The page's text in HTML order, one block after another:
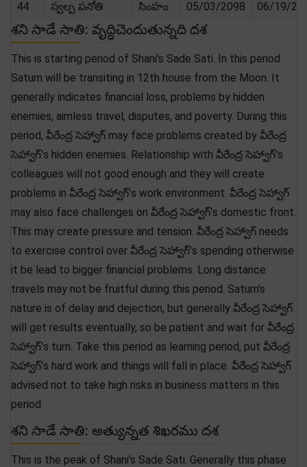
44 స్వల్ప పనోతి సింహం 05/03/2098 06/19/
శని సాడే సాతి: వృద్ధిచెందుతున్నది దశ
This is starting period of Shani's Sade Sati. In this period
Saturn will be transiting in 12th house from the Moon. It
generally indicates financial loss, problems by hidden
enemies, aimless travel, disputes, and poverty. During this
period, వీరేంద్ర సెహ్వాగ్ may face problems created by వీరేంద్ర
సెహ్వాగ్'s hidden enemies. Relationship with వీరేంద్ర సెహ్వాగ్'s
colleagues will not good enough and they will create
problems in వీరేంద్ర సెహ్వాగ్'s work environment. వీరేంద్ర సెహ్వాగ్
may also face challenges on వీరేంద్ర సెహ్వాగ్'s domestic front.
This may create pressure and tension. వీరేంద్ర సెహ్వాగ్ needs
to exercise control over వీరేంద్ర సెహ్వాగ్'s spending otherwise
it be lead to bigger financial problems. Long distance
travels may not be fruitful during this period. Saturn's
nature is of delay and dejection, but generally వీరేంద్ర సెహ్వాగ్
will get results eventually, so be patient and wait for వీరేంద్ర
సెహ్వాగ్'s turn. Take this period as learning period, put వీరేంద్ర
సెహ్వాగ్'s hard work and things will fall in place. వీరేంద్ర సెహ్వాగ్
advised not to take high risks in business matters in this
period.
శని సాడే సాతి: అత్యున్నత శిఖరము దశ
This is the peak of Shani's Sade Sati. Generally this phase